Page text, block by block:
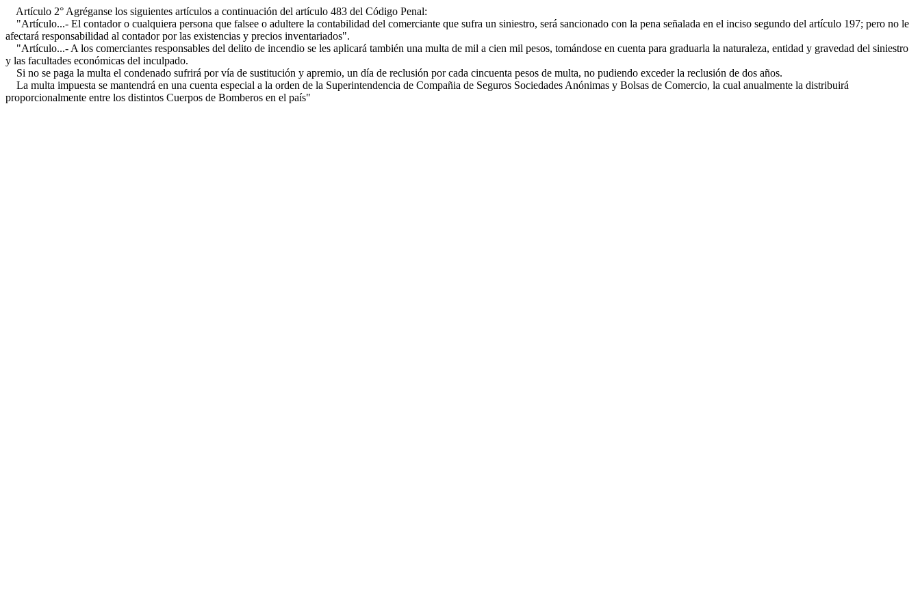
Artículo 2° Agréganse los siguientes artículos a continuación del artículo 483 del Código Penal:
"Artículo...- El contador o cualquiera persona que falsee o adultere la contabilidad del comerciante que sufra un siniestro, será sancionado con la pena señalada en el inciso segundo del artículo 197; pero no le
afectará responsabilidad al contador por las existencias y precios inventariados".
"Artículo...- A los comerciantes responsables del delito de incendio se les aplicará también una multa de mil a cien mil pesos, tomándose en cuenta para graduarla la naturaleza, entidad y gravedad del siniestro
y las facultades económicas del inculpado.
Si no se paga la multa el condenado sufrirá por vía de sustitución y apremio, un día de reclusión por cada cincuenta pesos de multa, no pudiendo exceder la reclusión de dos años.
La multa impuesta se mantendrá en una cuenta especial a la orden de la Superintendencia de Compañia de Seguros Sociedades Anónimas y Bolsas de Comercio, la cual anualmente la distribuirá
proporcionalmente entre los distintos Cuerpos de Bomberos en el país"